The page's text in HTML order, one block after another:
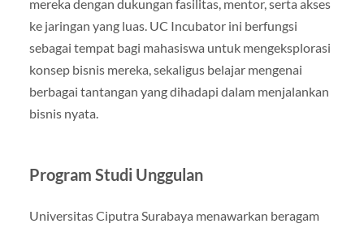
mereka dengan dukungan fasilitas, mentor, serta akses
ke jaringan yang luas. UC Incubator ini berfungsi
sebagai tempat bagi mahasiswa untuk mengeksplorasi
konsep bisnis mereka, sekaligus belajar mengenai
berbagai tantangan yang dihadapi dalam menjalankan
bisnis nyata.
Program Studi Unggulan
Universitas Ciputra Surabaya menawarkan beragam